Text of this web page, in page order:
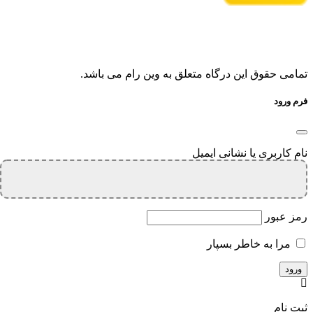
تمامی حقوق این درگاه متعلق به وین رام می باشد.
فرم ورود
نام کاربری یا نشانی ایمیل
رمز عبور
مرا به خاطر بسپار
ثبت نام